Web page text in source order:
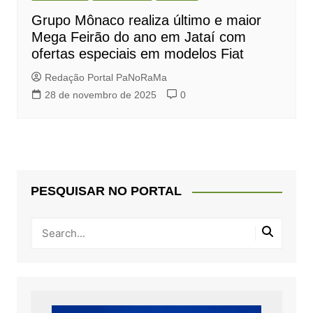
Grupo Mônaco realiza último e maior
Mega Feirão do ano em Jataí com
ofertas especiais em modelos Fiat
Redação Portal PaNoRaMa
28 de novembro de 2025
0
PESQUISAR NO PORTAL